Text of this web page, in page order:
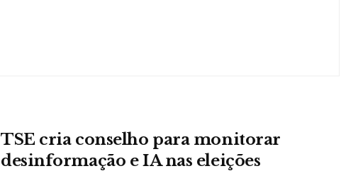
TSE cria conselho para monitorar
desinformação e IA nas eleições